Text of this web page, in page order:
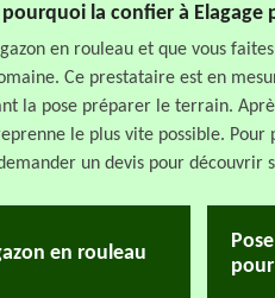
la confier à
en rouleau et que vous
Ce prestataire est en
la pose préparer le terrain.
le plus vite possible. Pour
un devis pour découvrir
en rouleau